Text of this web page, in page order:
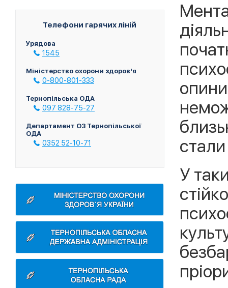
Телефони гарячих ліній
Урядова
1545
Міністерство охорони здоров'я
0-800-801-333
Тернопільська ОДА
097 828-75-27
Департамент ОЗ Тернопільської
ОДА
0352 52-10-71
У